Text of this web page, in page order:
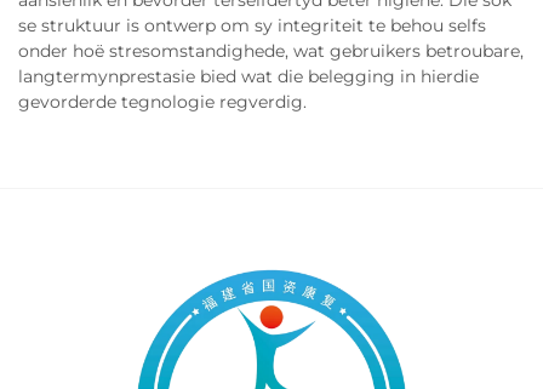
se struktuur is ontwerp om sy integriteit te behou selfs
onder hoë stresomstandighede, wat gebruikers betroubare,
langtermynprestasie bied wat die belegging in hierdie
gevorderde tegnologie regverdig.